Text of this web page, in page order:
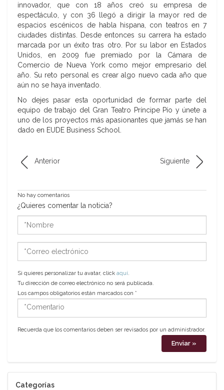
innovador, que con 18 años creó su empresa de
espectáculo, y con 36 llegó a dirigir la mayor red de
espacios escénicos de habla hispana, con teatros en 7
ciudades distintas. Desde entonces su carrera ha estado
marcada por un éxito tras otro. Por su labor en Estados
Unidos, en 2009 fue premiado por la Cámara de
Comercio de Nueva York como mejor empresario del
año. Su reto personal es crear algo nuevo cada año que
aún no se haya inventado.
No dejes pasar esta oportunidad de formar parte del
equipo de trabajo del Gran Teatro Príncipe Pío y únete a
uno de los proyectos más apasionantes que jamás se han
dado en EUDE Business School.
Anterior Siguiente
No hay comentarios
¿Quieres comentar la noticia?
*Nombre
*Correo
electrónico
Si quieres personalizar tu avatar, click aquí.
Tu dirección de correo electrónico no será publicada.
Los campos obligatorios están marcados con *
*Comentario
Recuerda que los comentarios deben ser revisados por un administrador.
Categorías